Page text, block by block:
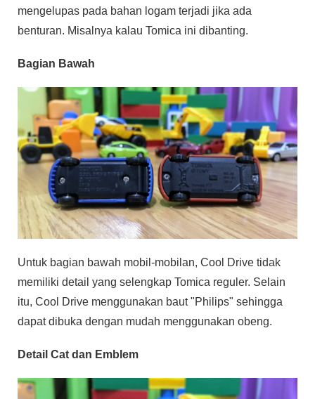
mengelupas pada bahan logam terjadi jika ada
benturan. Misalnya kalau Tomica ini dibanting.
Bagian Bawah
Untuk bagian bawah mobil-mobilan, Cool Drive tidak
memiliki detail yang selengkap Tomica reguler. Selain
itu, Cool Drive menggunakan baut "Philips" sehingga
dapat dibuka dengan mudah menggunakan obeng.
Detail Cat dan Emblem